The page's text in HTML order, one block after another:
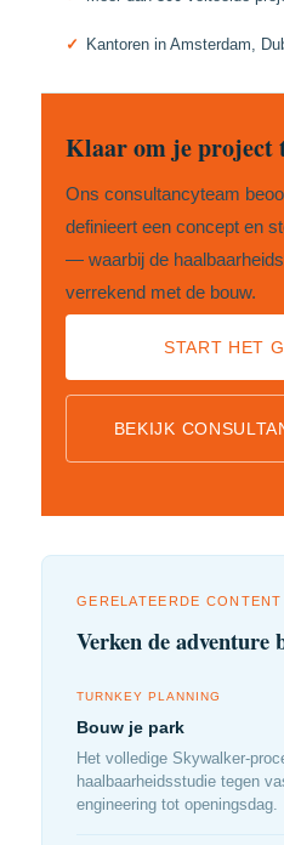
✓ Kantoren in Amsterdam,
Klaar om je project
Ons consultancyteam
definieert een concept en
— waarbij de
verrekend met de bouw.
START HET
BEKIJK
GERELATEERDE CONTENT
Verken de adventure
TURNKEY PLANNING
Bouw je park
Het volledige Skywalker-
haalbaarheidsstudie tegen
engineering tot openingsdag.